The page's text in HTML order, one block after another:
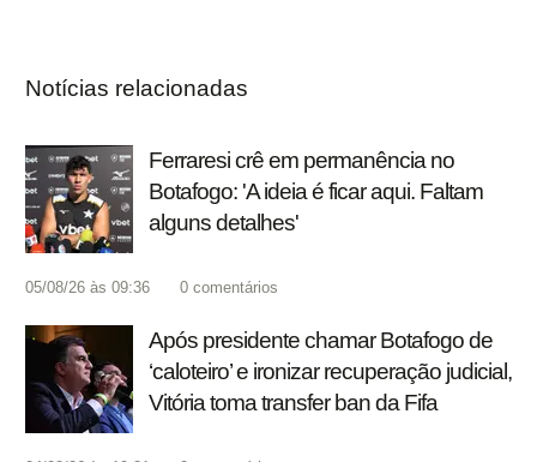
Notícias relacionadas
Ferraresi crê em permanência no
Botafogo: 'A ideia é ficar aqui. Faltam
alguns detalhes'
05/08/26 às 09:36 0 comentários
Após presidente chamar Botafogo de
‘caloteiro’ e ironizar recuperação judicial,
Vitória toma transfer ban da Fifa